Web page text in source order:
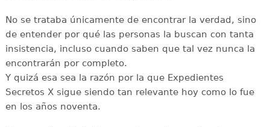
No se trataba únicamente de encontrar la verdad, sino
de entender por qué las personas la buscan con tanta
insistencia, incluso cuando saben que tal vez nunca la
encontrarán por completo.
Y quizá esa sea la razón por la que Expedientes
Secretos X sigue siendo tan relevante hoy como lo fue
en los años noventa.